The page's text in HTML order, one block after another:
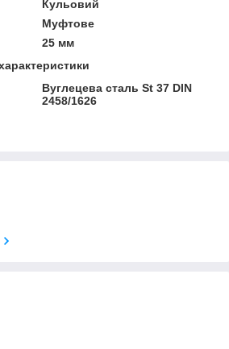
Кульовий
Муфтове
25 мм
Вуглецева сталь St 37 DIN
2458/1626